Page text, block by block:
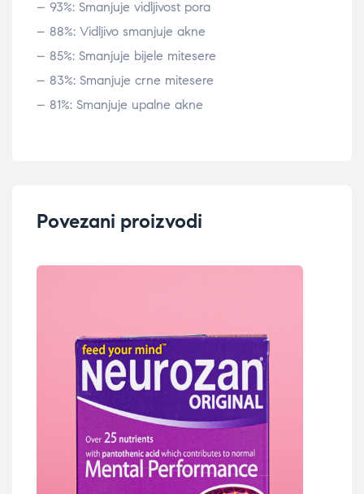
– 93%: Smanjuje vidljivost pora
– 88%: Vidljivo smanjuje akne
– 85%: Smanjuje bijele mitesere
– 83%: Smanjuje crne mitesere
– 81%: Smanjuje upalne akne
Povezani proizvodi